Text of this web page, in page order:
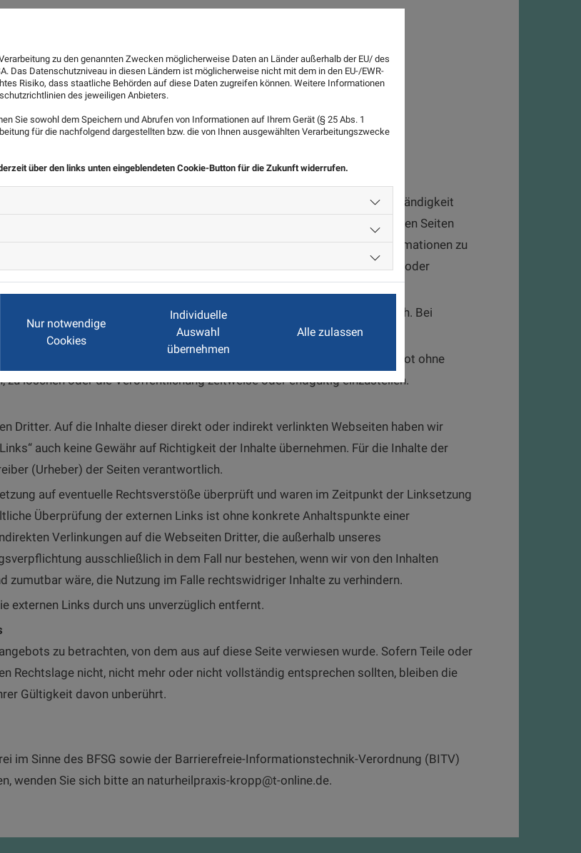
einer Verbraucherschlichtungsstelle teil.
Sorgfalt und nach bestem Gewissen erstellt. Für die Richtigkeit, Vollständigkeit
übernehmen. Als Diensteanbieter sind wir für eigene Inhalte auf diesen Seiten
jedoch nicht verpflichtet, übermittelte oder gespeicherte fremde Informationen zu
eine rechtswidrige Tätigkeit hinweisen. Verpflichtungen zur Entfernung oder
Gesetzen bleiben hiervon unberührt.
der Kenntniserlangung einer konkreten Rechtsverletzung möglich. Bei
wir diese Inhalte unverzüglich entfernen.
behalten uns ausdrücklich vor, Teile der Seiten oder das gesamte Angebot ohne
zu löschen oder die Veröffentlichung zeitweise oder endgültig einzustellen.
Dritter. Auf die Inhalte dieser direkt oder indirekt verlinkten Webseiten haben wir
auch keine Gewähr auf Richtigkeit der Inhalte übernehmen. Für die Inhalte der
(Urheber) der Seiten verantwortlich.
auf eventuelle Rechtsverstöße überprüft und waren im Zeitpunkt der Linksetzung
Überprüfung der externen Links ist ohne konkrete Anhaltspunkte einer
Verlinkungen auf die Webseiten Dritter, die außerhalb unseres
ausschließlich in dem Fall nur bestehen, wenn wir von den Inhalten
zumutbar wäre, die Nutzung im Falle rechtswidriger Inhalte zu verhindern.
externen Links durch uns unverzüglich entfernt.
zu betrachten, von dem aus auf diese Seite verwiesen wurde. Sofern Teile oder
Rechtslage nicht, nicht mehr oder nicht vollständig entsprechen sollten, bleiben die
Gültigkeit davon unberührt.
im Sinne des BFSG sowie der Barrierefreie-Informationstechnik-Verordnung (BITV)
wenden Sie sich bitte an naturheilpraxis-kropp@t-online.de.
zu den genannten Zwecken möglicherweise Daten an Länder außerhalb der EU/ des
Das Datenschutzniveau in diesen Ländern ist möglicherweise nicht mit dem in den EU-/EWR-
Risiko, dass staatliche Behörden auf diese Daten zugreifen können. Weitere Informationen
des jeweiligen Anbieters.
Sie sowohl dem Speichern und Abrufen von Informationen auf Ihrem Gerät (§ 25 Abs. 1
für die nachfolgend dargestellten bzw. die von Ihnen ausgewählten Verarbeitungszwecke
über den links unten eingeblendeten Cookie-Button für die Zukunft widerrufen.
Nur notwendige
Cookies
Individuelle
Auswahl
übernehmen
Alle zulassen